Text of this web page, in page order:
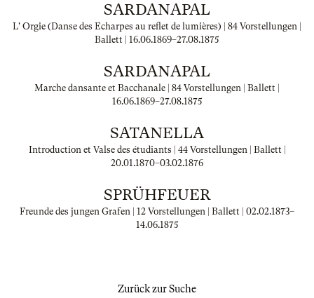
SARDANAPAL
L' Orgie (Danse des Echarpes au reflet de lumières) | 84 Vorstellungen |
Ballett | 16.06.1869–27.08.1875
SARDANAPAL
Marche dansante et Bacchanale | 84 Vorstellungen | Ballett |
16.06.1869–27.08.1875
SATANELLA
Introduction et Valse des étudiants | 44 Vorstellungen | Ballett |
20.01.1870–03.02.1876
SPRÜHFEUER
Freunde des jungen Grafen | 12 Vorstellungen | Ballett | 02.02.1873–
14.06.1875
Zurück zur Suche